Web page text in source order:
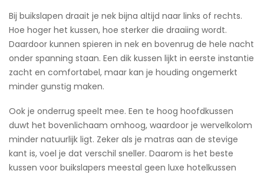
Bij buikslapen draait je nek bijna altijd naar links of rechts.
Hoe hoger het kussen, hoe sterker die draaiing wordt.
Daardoor kunnen spieren in nek en bovenrug de hele nacht
onder spanning staan. Een dik kussen lijkt in eerste instantie
zacht en comfortabel, maar kan je houding ongemerkt
minder gunstig maken.
Ook je onderrug speelt mee. Een te hoog hoofdkussen
duwt het bovenlichaam omhoog, waardoor je wervelkolom
minder natuurlijk ligt. Zeker als je matras aan de stevige
kant is, voel je dat verschil sneller. Daarom is het beste
kussen voor buikslapers meestal geen luxe hotelkussen